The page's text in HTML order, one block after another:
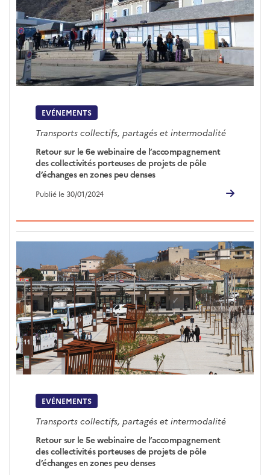
EVÉNEMENTS
Transports collectifs, partagés et intermodalité
Retour sur le 6e webinaire de l’accompagnement
des collectivités porteuses de projets de pôle
d’échanges en zones peu denses
Publié le 30/01/2024
EVÉNEMENTS
Transports collectifs, partagés et intermodalité
Retour sur le 5e webinaire de l’accompagnement
des collectivités porteuses de projets de pôle
d’échanges en zones peu denses